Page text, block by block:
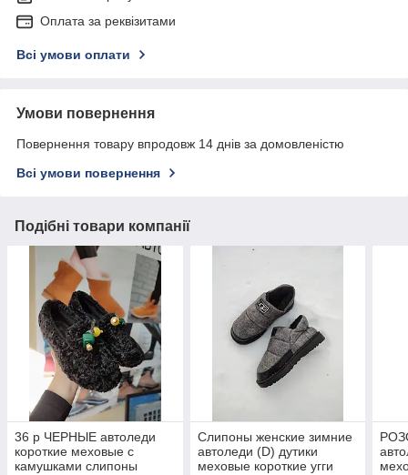
Оплата за реквізитами
Всі умови оплати
Умови повернення
Повернення товару впродовж 14 днів за домовленістю
Всі умови повернення
Подібні товари компанії
36 р ЧЕРНЫЕ автоледи
короткие меховые с
камушками слипоны
Слипоны женские зимние
автоледи (D) дутики
меховые короткие угги